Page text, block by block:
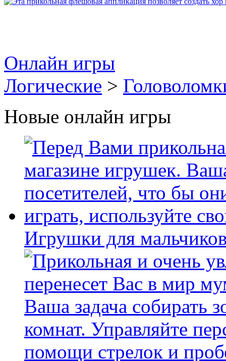
Онлайн игры
Логические >
Новые онлайн игры
Игрушки для